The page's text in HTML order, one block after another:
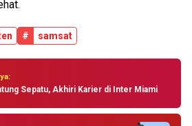
# samsat
Sepatu, Akhiri Karier di Inter Miami